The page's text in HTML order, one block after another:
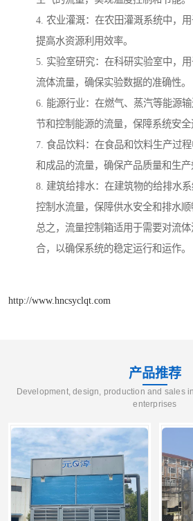
4. 农业灌溉：在农田灌溉系统中，用
提高水资源利用效率。
5. 实验室研究：在科研实验室中，
流体流量，确保实验数据的准确性。
6. 能源行业：在燃气、蒸汽等能源
节和控制能源的流量，保障系统安全
7. 食品饮料：在食品和饮料生产过
和成品的流量，确保产品质量和生产
8. 建筑给排水：在建筑物的给排水
控制水流量，保障供水安全和排水顺
总之，流量控制箱适用于需要对流
合，以确保系统的稳定运行和运作。
http://www.hncsyclqt.com
产品推荐
Development, design, production and sales
enterprises